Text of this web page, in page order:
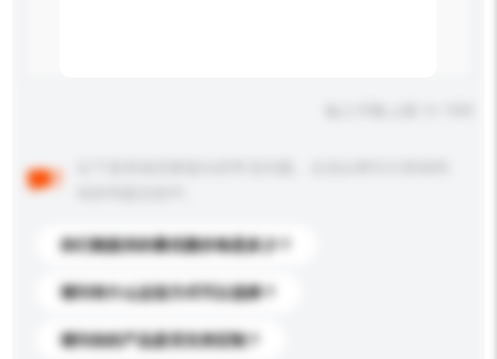
你们能提供的最优惠价格是多少？
请问有什么运送方式可以选择？
请问你的产品是否支持定制？